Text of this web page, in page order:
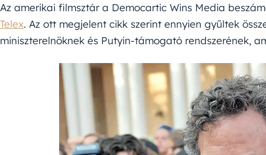
Az amerikai filmsztár a Democartic Wins Media
Telex. Az ott megjelent cikk szerint ennyien gyűltek
miniszterelnöknek és Putyin-támogató rendszerének,